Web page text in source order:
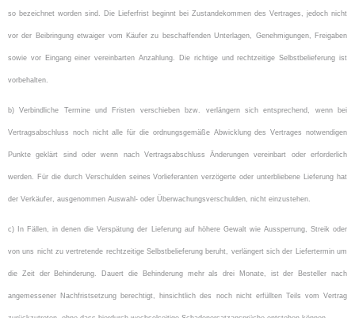
so bezeichnet worden sind. Die Lieferfrist beginnt bei Zustandekommen des Vertrages, jedoch nicht
vor der Beibringung etwaiger vom Käufer zu beschaffenden Unterlagen, Genehmigungen, Freigaben
sowie vor Eingang einer vereinbarten Anzahlung. Die richtige und rechtzeitige Selbstbelieferung ist
vorbehalten.
b) Verbindliche Termine und Fristen verschieben bzw. verlängern sich entsprechend, wenn bei
Vertragsabschluss noch nicht alle für die ordnungsgemäße Abwicklung des Vertrages notwendigen
Punkte geklärt sind oder wenn nach Vertragsabschluss Änderungen vereinbart oder erforderlich
werden. Für die durch Verschulden seines Vorlieferanten verzögerte oder unterbliebene Lieferung hat
der Verkäufer, ausgenommen Auswahl- oder Überwachungsverschulden, nicht einzustehen.
c) In Fällen, in denen die Verspätung der Lieferung auf höhere Gewalt wie Aussperrung, Streik oder
von uns nicht zu vertretende rechtzeitige Selbstbelieferung beruht, verlängert sich der Liefertermin um
die Zeit der Behinderung. Dauert die Behinderung mehr als drei Monate, ist der Besteller nach
angemessener Nachfristsetzung berechtigt, hinsichtlich des noch nicht erfüllten Teils vom Vertrag